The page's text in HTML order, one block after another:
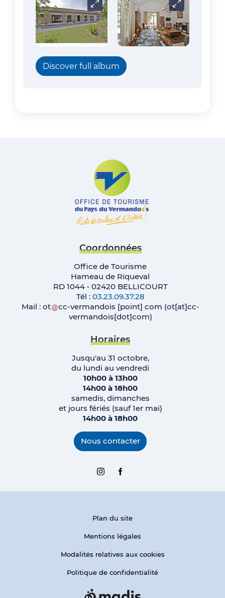
Carrousel Carrousel
Discover full album
Coordonnées
Office de Tourisme
Hameau de Riqueval
RD 1044 • 02420 BELLICOURT
Tél : 03.23.09.37.28
Mail : ot cc-vermandois [point] com (ot[at]cc-
vermandois[dot]com)
Horaires
Jusqu'au 31 octobre,
du lundi au vendredi
10h00 à 13h00
14h00 à 18h00
samedis, dimanches
et jours fériés (sauf 1er mai)
14h00 à 18h00
Nous contacter
InstagramFacebook
Plan du site
Mentions légales
Modalités relatives aux cookies
Politique de confidentialité